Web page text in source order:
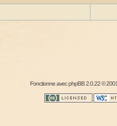
Fonctionne avecphpBB2.0.22 ©